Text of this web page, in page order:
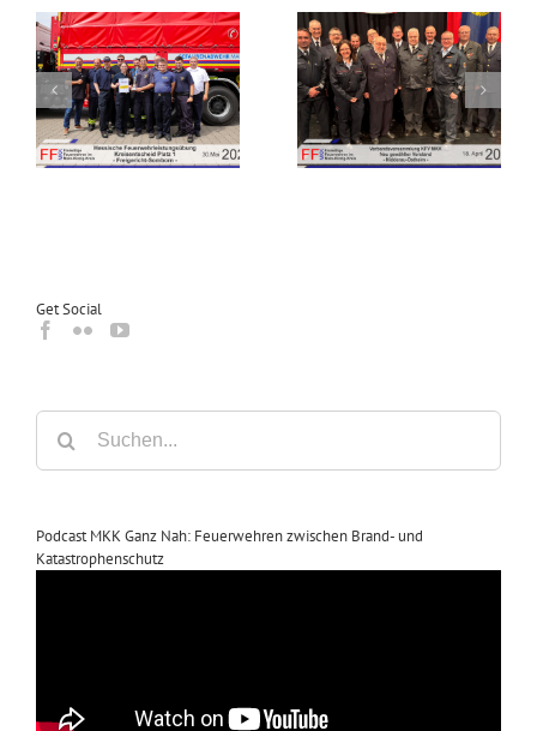
Verbandsversammlung
des
Kreisfeuerwehrverbandes
Main-Kinzig-Kreis in
Nidderau-Ostheim
Einladung zur
Verbandsversammlung
2026
Get Social
Suche
nach:
Podcast MKK Ganz Nah: Feuerwehren zwischen Brand- und
Katastrophenschutz